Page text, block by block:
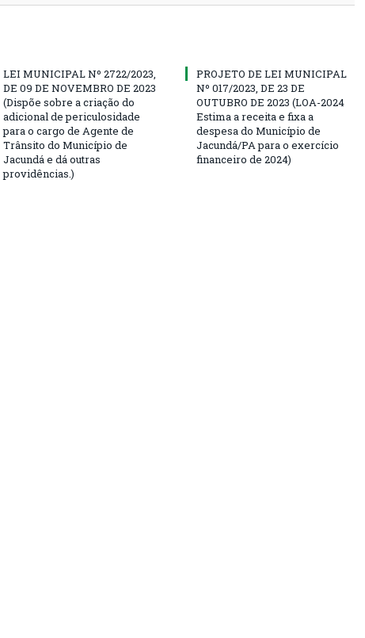
LEI MUNICIPAL Nº 2722/2023,
DE 09 DE NOVEMBRO DE 2023
(Dispõe sobre a criação do
adicional de periculosidade
para o cargo de Agente de
Trânsito do Município de
Jacundá e dá outras
providências.)
PROJETO DE LEI MUNICIPAL
Nº 017/2023, DE 23 DE
OUTUBRO DE 2023 (LOA-2024
Estima a receita e fixa a
despesa do Município de
Jacundá/PA para o exercício
financeiro de 2024)